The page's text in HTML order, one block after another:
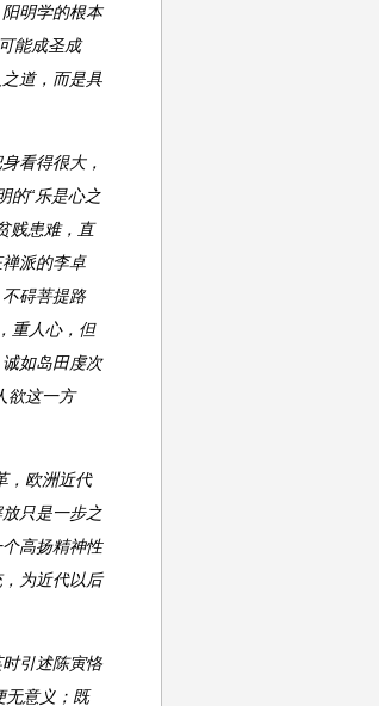
明学的根本
能成圣成
道，而是具
看得很大，
的“乐是心之
贱患难，直
派的李卓
碍菩提路
重人心，但
如岛田虔次
欲这一方
，欧洲近代
只是一步之
高扬精神性
为近代以后
引述陈寅恪
无意义；既